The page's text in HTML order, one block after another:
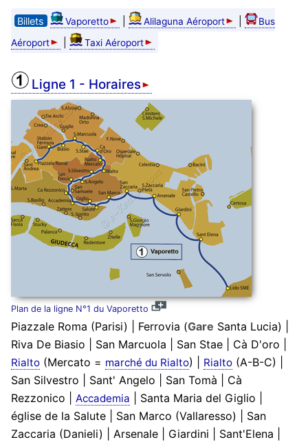
Billets Vaporetto Alilaguna Aéroport
Bus
Aéroport
Taxi Aéroport
Ligne 1 - Horaires
Plan de la ligne N°1 du Vaporetto
Piazzale Roma (Parisi) | Ferrovia (Gare Santa Lucia) |
Riva De Biasio | San Marcuola | San Stae | Cà D'oro |
Rialto(Mercato = marché du Rialto) | Rialto(A-B-C) |
San Silvestro | Sant' Angelo | San Tomà | Cà
Rezzonico | Accademia | Santa Maria del Giglio |
église de la Salute | San Marco (Vallaresso) | San
Zaccaria (Danieli) | Arsenale | Giardini | Sant'Elena |